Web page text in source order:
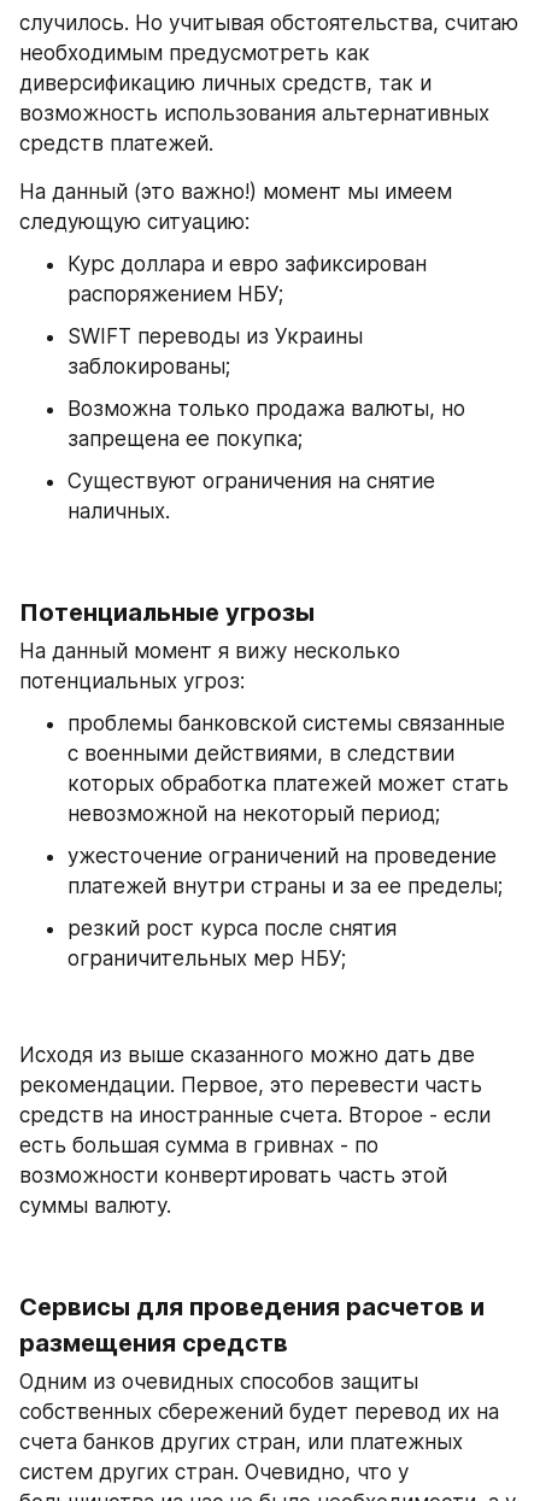
случилось. Но учитывая обстоятельства, считаю
необходимым предусмотреть как
диверсификацию личных средств, так и
возможность использования альтернативных
средств платежей.
На данный (это важно!) момент мы имеем
следующую ситуацию:
Курс доллара и евро зафиксирован
распоряжением НБУ;
SWIFT переводы из Украины
заблокированы;
Возможна только продажа валюты, но
запрещена ее покупка;
Существуют ограничения на снятие
наличных.
Потенциальные угрозы
На данный момент я вижу несколько
потенциальных угроз:
проблемы банковской системы связанные
с военными действиями, в следствии
которых обработка платежей может стать
невозможной на некоторый период;
ужесточение ограничений на проведение
платежей внутри страны и за ее пределы;
резкий рост курса после снятия
ограничительных мер НБУ;
Исходя из выше сказанного можно дать две
рекомендации. Первое, это перевести часть
средств на иностранные счета. Второе - если
есть большая сумма в гривнах - по
возможности конвертировать часть этой
суммы валюту.
Сервисы для проведения расчетов и
размещения средств
Одним из очевидных способов защиты
собственных сбережений будет перевод их на
счета банков других стран, или платежных
систем других стран. Очевидно, что у